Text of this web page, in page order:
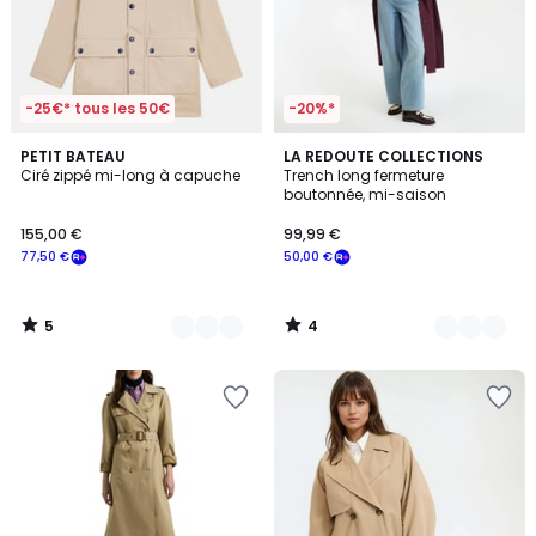
-25€* tous les 50€
PETIT BATEAU
Ciré zippé mi-long à capuche
77,50 €
155,00 €
5
/
2
Couleurs
5
/
-20%*
LA REDOUTE COLLECTIONS
Trench long fermeture
boutonnée, mi-saison
50,00 €
99,99 €
4
/
5
2
Couleurs
4
/